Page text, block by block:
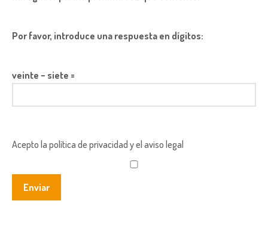
Por favor, introduce una respuesta en dígitos:
veinte − siete =
Acepto la política de privacidad y el aviso legal